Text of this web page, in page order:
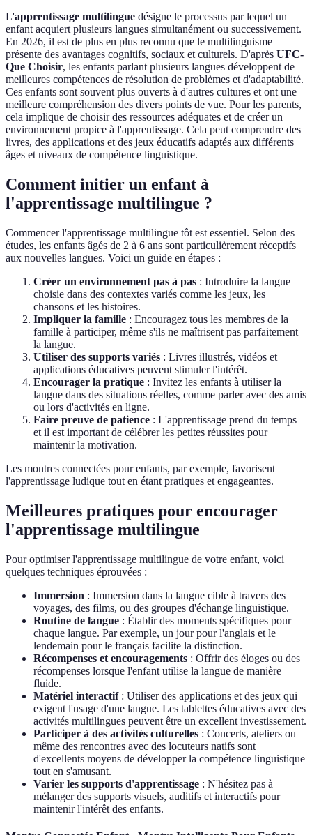
L'apprentissage multilingue désigne le processus par lequel un
enfant acquiert plusieurs langues simultanément ou successivement.
En 2026, il est de plus en plus reconnu que le multilinguisme
présente des avantages cognitifs, sociaux et culturels. D'après UFC-
Que Choisir, les enfants parlant plusieurs langues développent de
meilleures compétences de résolution de problèmes et d'adaptabilité.
Ces enfants sont souvent plus ouverts à d'autres cultures et ont une
meilleure compréhension des divers points de vue. Pour les parents,
cela implique de choisir des ressources adéquates et de créer un
environnement propice à l'apprentissage. Cela peut comprendre des
livres, des applications et des jeux éducatifs adaptés aux différents
âges et niveaux de compétence linguistique.
Comment initier un enfant à
l'apprentissage multilingue ?
Commencer l'apprentissage multilingue tôt est essentiel. Selon des
études, les enfants âgés de 2 à 6 ans sont particulièrement réceptifs
aux nouvelles langues. Voici un guide en étapes :
Créer un environnement pas à pas : Introduire la langue
choisie dans des contextes variés comme les jeux, les
chansons et les histoires.
Impliquer la famille : Encouragez tous les membres de la
famille à participer, même s'ils ne maîtrisent pas parfaitement
la langue.
Utiliser des supports variés : Livres illustrés, vidéos et
applications éducatives peuvent stimuler l'intérêt.
Encourager la pratique : Invitez les enfants à utiliser la
langue dans des situations réelles, comme parler avec des amis
ou lors d'activités en ligne.
Faire preuve de patience : L'apprentissage prend du temps
et il est important de célébrer les petites réussites pour
maintenir la motivation.
Les montres connectées pour enfants, par exemple, favorisent
l'apprentissage ludique tout en étant pratiques et engageantes.
Meilleures pratiques pour encourager
l'apprentissage multilingue
Pour optimiser l'apprentissage multilingue de votre enfant, voici
quelques techniques éprouvées :
Immersion : Immersion dans la langue cible à travers des
voyages, des films, ou des groupes d'échange linguistique.
Routine de langue : Établir des moments spécifiques pour
chaque langue. Par exemple, un jour pour l'anglais et le
lendemain pour le français facilite la distinction.
Récompenses et encouragements : Offrir des éloges ou des
récompenses lorsque l'enfant utilise la langue de manière
fluide.
Matériel interactif: Utiliser des applications et des jeux qui
exigent l'usage d'une langue. Les tablettes éducatives avec des
activités multilingues peuvent être un excellent investissement.
Participer à des activités culturelles : Concerts, ateliers ou
même des rencontres avec des locuteurs natifs sont
d'excellents moyens de développer la compétence linguistique
tout en s'amusant.
Varier les supports d'apprentissage : N'hésitez pas à
mélanger des supports visuels, auditifs et interactifs pour
maintenir l'intérêt des enfants.